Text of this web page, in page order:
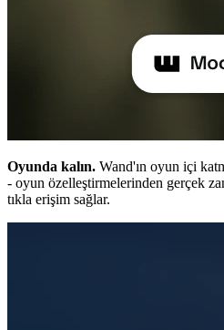
Oyunda kalın. Wand'ın oyun içi
- oyun özelleştirmelerinden gerçek
tıkla erişim sağlar.